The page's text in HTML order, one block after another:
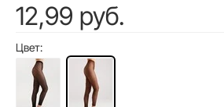
12,99 руб.
Цвет: